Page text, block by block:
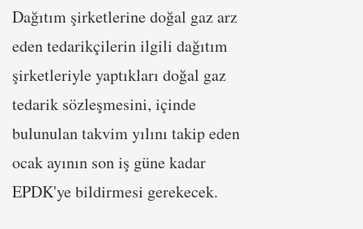
Dağıtım şirketlerine doğal gaz arz
eden tedarikçilerin ilgili dağıtım
şirketleriyle yaptıkları doğal gaz
tedarik sözleşmesini, içinde
bulunulan takvim yılını takip eden
ocak ayının son iş güne kadar
EPDK'ye bildirmesi gerekecek.